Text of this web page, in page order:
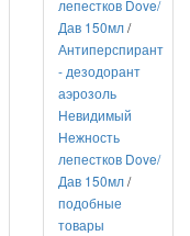
лепестков Dove/
Дав 150мл/
Антиперспирант
- дезодорант
аэрозоль
Невидимый
Нежность
лепестков Dove/
Дав 150мл/
подобные
товары